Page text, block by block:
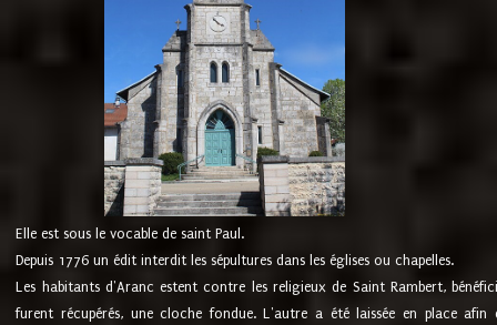
Elle est sous le vocable de saint Paul.
Depuis 1776 un édit interdit les sépultures dans les églises ou chapelles.
Les habitants d'Aranc estent contre les religieux de Saint Rambert,
furent récupérés, une cloche fondue. L'autre a été laissée en place